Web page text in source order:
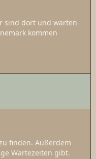
sind dort und warten
kommen
finden. Außerdem
Wartezeiten gibt.